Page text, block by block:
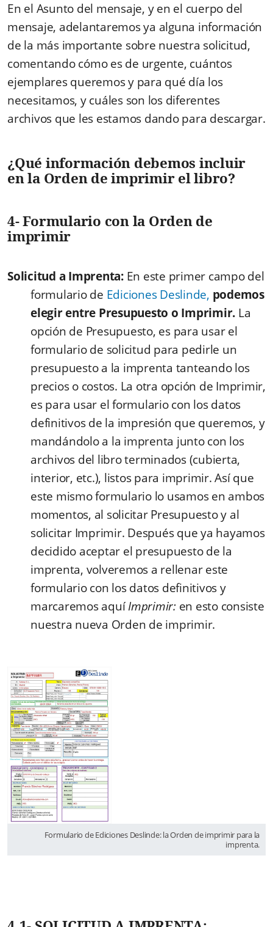
En el Asunto del mensaje, y en el cuerpo del
mensaje, adelantaremos ya alguna información
de la más importante sobre nuestra solicitud,
comentando cómo es de urgente, cuántos
ejemplares queremos y para qué día los
necesitamos, y cuáles son los diferentes
archivos que les estamos dando para descargar.
¿Qué información debemos incluir
en la Orden de imprimir el libro?
4- Formulario con la Orden de
imprimir
Solicitud a Imprenta: En este primer campo del
formulario de Ediciones Deslinde, podemos
elegir entre Presupuesto o Imprimir. La
opción de Presupuesto, es para usar el
formulario de solicitud para pedirle un
presupuesto a la imprenta tanteando los
precios o costos. La otra opción de Imprimir,
es para usar el formulario con los datos
definitivos de la impresión que queremos, y
mandándolo a la imprenta junto con los
archivos del libro terminados (cubierta,
interior, etc.), listos para imprimir. Así que
este mismo formulario lo usamos en ambos
momentos, al solicitar Presupuesto y al
solicitar Imprimir. Después que ya hayamos
decidido aceptar el presupuesto de la
imprenta, volveremos a rellenar este
formulario con los datos definitivos y
marcaremos aquíImprimir: en esto consiste
nuestra nueva Orden de imprimir.
Formulario de Ediciones Deslinde: la Orden de imprimir para la
imprenta.